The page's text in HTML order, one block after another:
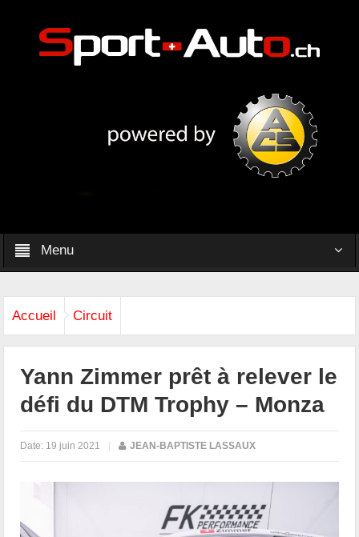
Menu
Accueil Circuit
Yann Zimmer prêt à relever le
défi du DTM Trophy – Monza
Date: 19 juin 2021 | JEAN-BAPTISTE LASSAUX